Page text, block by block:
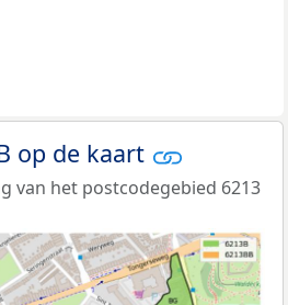
op de kaart
van het postcodegebied 6213